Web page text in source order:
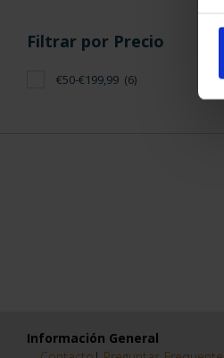
Filtrar por Precio
€50-€199,99 (6)
Información General